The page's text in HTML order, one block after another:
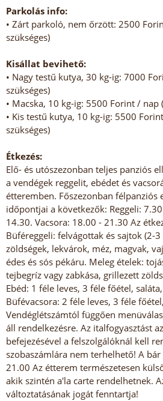
Parkolás info:
• Zárt parkoló, nem őrzött: 2500
szükséges)
Kisállat bevihető:
• Nagy testű kutya, 30 kg-ig: 7000
szükséges)
• Macska, 10 kg-ig: 5500 Forint / nap
• Kis testű kutya, 10 kg-ig: 5500
szükséges)
Étkezés:
Elő- és utószezonban teljes panziós
a vendégek reggelit, ebédet és
étteremben. Főszezonban félpanziós
időpontjai a következők: Reggeli:
14.30. Vacsora: 18.00 - 21.30 Az
Büféreggeli: felvágottak és sajtok (2-
zöldségek, lekvárok, méz, magvak,
édes és sós pékáru. Meleg ételek:
tejbegríz vagy zabkása, grillezett
Ebéd: 1 féle leves, 3 féle főétel,
Büfévacsora: 2 féle leves, 3 féle
Vendéglétszámtól függően
áll rendelkezésre. Az italfogyasztást
befejezésével a felszolgálóknál kell
szobaszámlára nem terhelhető! A
21.00 Az étterem természetesen
akik szintén a'la carte rendelhetnek.
változtatásának jogát fenntartja!